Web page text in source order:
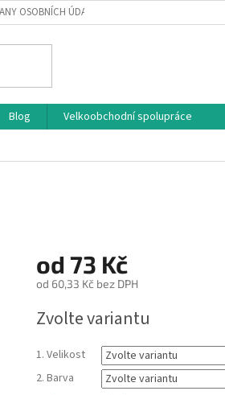
OSOBNÍCH ÚDAJŮ PLATEBNÍ A DODACÍ
Blog
Velkoobchodní spolupráce
od 73 Kč
od 60,33 Kčbez DPH
cena:
Zvolte variantu
1. Velikost
2. Barva